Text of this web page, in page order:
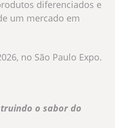
diferenciados e
um mercado em
no São Paulo Expo.
o sabor do